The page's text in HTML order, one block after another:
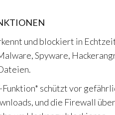
und blockiert in
Spyware,
Funktion* schützt vor
und die Firewall